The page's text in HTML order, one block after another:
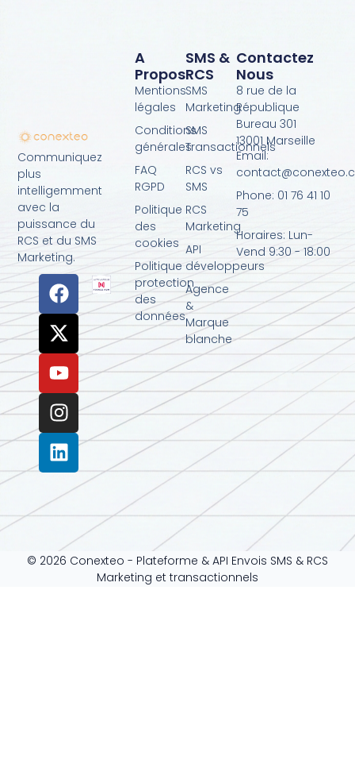
Communiquez
plus
intelligemment
avec la
puissance du
RCS et du SMS
Marketing.
SMS &
RCS
SMS
Marketing
SMS
Transactionnels
RCS vs
SMS
RCS
Marketing
API
développeurs
Agence
&
Marque
blanche
A
Propos
Mentions
légales
Conditions
générales
FAQ
RGPD
Politique
des
cookies
Politique
protection
des
données
Contactez
Nous
8 rue de la
République
Bureau 301
13001 Marseille
Email:
Phone: 01 76 41 10
75
Horaires: Lun-
Vend 9:30 - 18:00
© 2026 Conexteo - Plateforme & API Envois SMS & RCS
Marketing et transactionnels